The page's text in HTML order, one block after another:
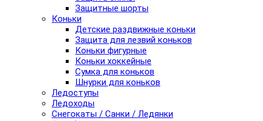
Защитные шорты
Коньки
Детские раздвижные коньки
Защита для лезвий коньков
Коньки фигурные
Коньки хоккейные
Сумка для коньков
Шнурки для коньков
Ледоступы
Ледоходы
Снегокаты / Санки / Ледянки